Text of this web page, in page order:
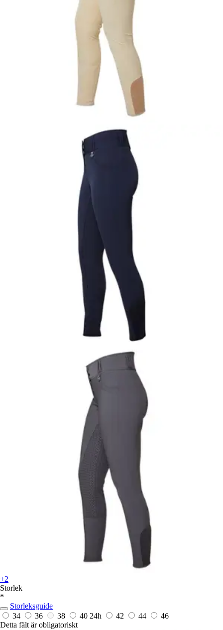
+2
Storlek
*
Storleksguide
34
36 38 40 24h 42 44
46
Detta fält är obligatoriskt